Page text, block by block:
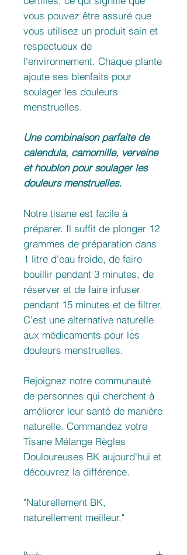
vous pouvez être assuré que
vous utilisez un produit sain et
respectueux de
l'environnement. Chaque plante
ajoute ses bienfaits pour
soulager les douleurs
menstruelles.
Une combinaison parfaite de
calendula, camomille, verveine
et houblon pour soulager les
douleurs menstruelles.
Notre tisane est facile à
préparer. Il suffit de plonger 12
grammes de préparation dans
1 litre d'eau froide, de faire
bouillir pendant 3 minutes, de
réserver et de faire infuser
pendant 15 minutes et de filtrer.
C'est une alternative naturelle
aux médicaments pour les
douleurs menstruelles.
Rejoignez notre communauté
de personnes qui cherchent à
améliorer leur santé de manière
naturelle. Commandez votre
Tisane Mélange Règles
Douloureuses BK aujourd'hui et
découvrez la différence.
"Naturellement BK,
naturellement meilleur."